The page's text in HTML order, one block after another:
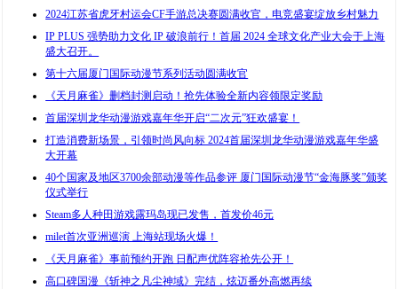
2024江苏省虎牙村运会CF手游总决赛圆满收官，电竞盛宴绽放乡村魅力
IP PLUS 强势助力文化 IP 破浪前行！首届 2024 全球文化产业大会于上海
盛大召开。
第十六届厦门国际动漫节系列活动圆满收官
《天月麻雀》删档封测启动！抢先体验全新内容领限定奖励
首届深圳龙华动漫游戏嘉年华开启“二次元”狂欢盛宴！
打造消费新场景，引领时尚风向标 2024首届深圳龙华动漫游戏嘉年华盛
大开幕
40个国家及地区3700余部动漫等作品参评 厦门国际动漫节“金海豚奖”颁奖
仪式举行
Steam多人种田游戏露玛岛现已发售，首发价46元
milet首次亚洲巡演 上海站现场火爆！
《天月麻雀》事前预约开跑 日配声优阵容抢先公开！
高口碑国漫《斩神之凡尘神域》完结，炫迈番外高燃再续